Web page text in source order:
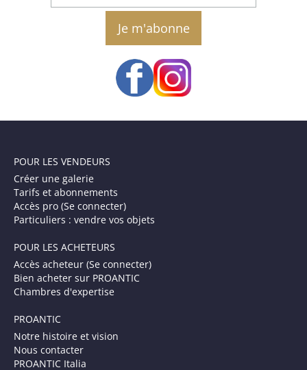
email
POUR LES VENDEURS
Créer une galerie
Tarifs et abonnements
Accès pro (Se connecter)
Particuliers : vendre vos objets
POUR LES ACHETEURS
Accès acheteur (Se connecter)
Bien acheter sur PROANTIC
Chambres d'expertise
PROANTIC
Notre histoire et vision
Nous contacter
PROANTIC Italia